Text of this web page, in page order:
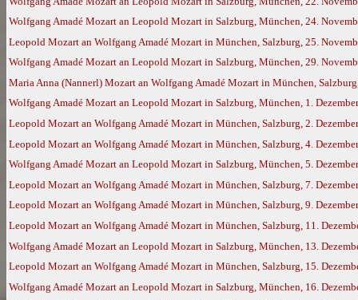
Wolfgang Amadé Mozart an Leopold Mozart in Salzburg, München, 24.
Leopold Mozart an Wolfgang Amadé Mozart in München, Salzburg, 25.
Wolfgang Amadé Mozart an Leopold Mozart in Salzburg, München, 29.
Maria Anna (Nannerl) Mozart an Wolfgang Amadé Mozart in München,
Wolfgang Amadé Mozart an Leopold Mozart in Salzburg, München, 1.
Leopold Mozart an Wolfgang Amadé Mozart in München, Salzburg, 2.
Leopold Mozart an Wolfgang Amadé Mozart in München, Salzburg, 4.
Wolfgang Amadé Mozart an Leopold Mozart in Salzburg, München, 5.
Leopold Mozart an Wolfgang Amadé Mozart in München, Salzburg, 7.
Leopold Mozart an Wolfgang Amadé Mozart in München, Salzburg, 9.
Leopold Mozart an Wolfgang Amadé Mozart in München, Salzburg, 11.
Wolfgang Amadé Mozart an Leopold Mozart in Salzburg, München, 13.
Leopold Mozart an Wolfgang Amadé Mozart in München, Salzburg, 15.
Wolfgang Amadé Mozart an Leopold Mozart in Salzburg, München, 16.